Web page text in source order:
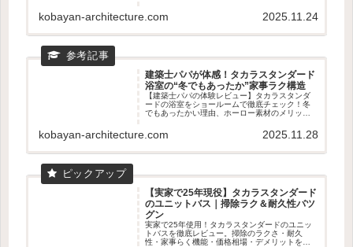
かりやすく紹介。新築・リフォームの前に読ん
でおきたい家事ラクの知恵🧽✨
kobayan-architecture.com 2025.11.24
建築士パパが体感！タカラスタンダード
浴室の“冬でもあったか”家事ラク構造
【建築士パパの体験レビュー】タカラスタンダ
ードの浴室をショールームで徹底チェック！冬
でもあったかい理由、ホーロー素材のメリッ
で詳しく解説。寒いお風呂を快適にしたい人必
見のPR記事です。
kobayan-architecture.com 2025.11.28
【実家で25年現役】タカラスタンダード
のユニットバス｜掃除ラク＆耐久性バツ
グン
実家で25年使用！タカラスタンダードのユニッ
トバスを徹底レビュー。掃除のラクさ・耐久
性・家事らく機能・価格相場・デメリットを数